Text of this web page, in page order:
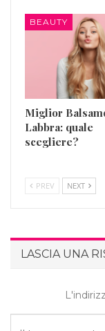
BEAUTY
Miglior
Labbra: quale
scegliere?
PREV NEXT
LASCIA UNA